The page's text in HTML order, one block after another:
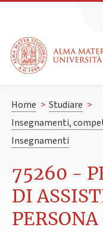
Home > Studiare >
Insegnamenti,
Insegnamenti
75260 -
DI